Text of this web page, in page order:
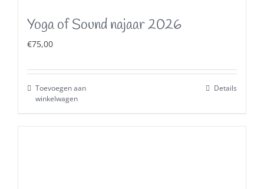
Yoga of Sound najaar 2026
€75,00
Toevoegen aan
winkelwagen
Details